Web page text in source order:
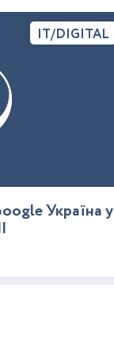
IT/DIGITAL
Україна у